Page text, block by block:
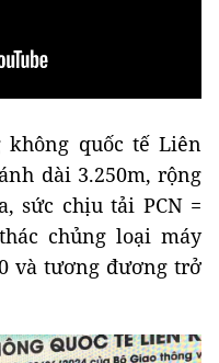
không quốc tế Liên
dài 3.250m, rộng
sức chịu tải PCN =
chủng loại máy
và tương đương trở